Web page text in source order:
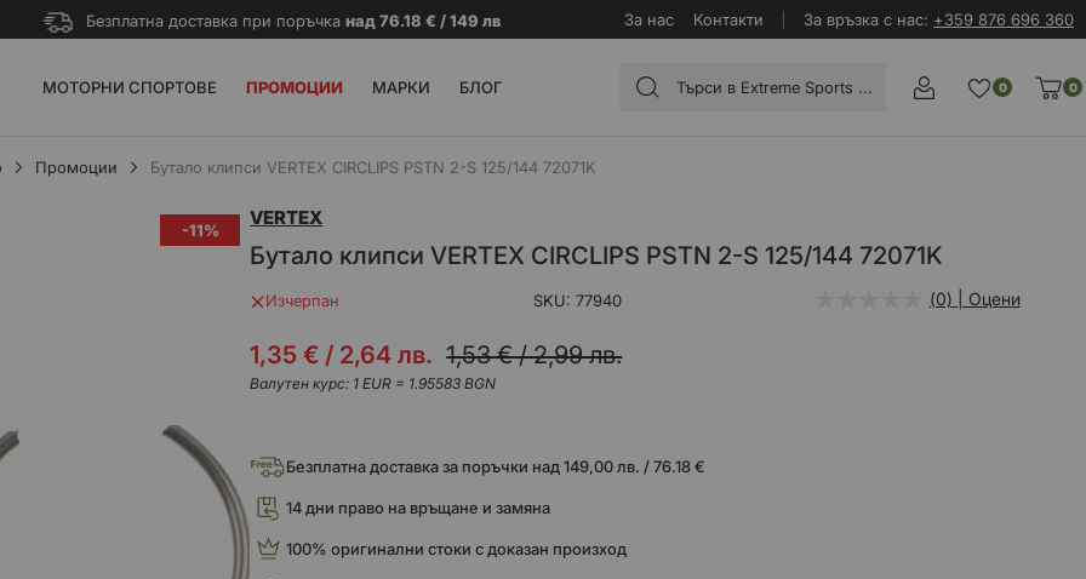
Безплатна доставка при поръчка над 76.18 € / 149 лв За нас Контакти За връзка с нас: +359 876 696 360
МОТОРНИ СПОРТОВЕ ПРОМОЦИИ МАРКИ БЛОГ 0
0
Промоции Бутало клипси VERTEX CIRCLIPS PSTN 2-S 125/144 72071K
-11%
Бутало клипси VERTEX CIRCLIPS PSTN 2-S 125/144 72071K
VERTEX
Изчерпан SKU 77940 (0) | Оцени
Промо
цена
1,35 € / 2,64 лв. 1,53 €/2,99 лв.
Валутен курс: 1 EUR = 1.95583 BGN
Безплатна доставка за поръчки над 149,00 лв. / 76.18 €
14 дни право на връщане и замяна
100% оригинални стоки с доказан произход